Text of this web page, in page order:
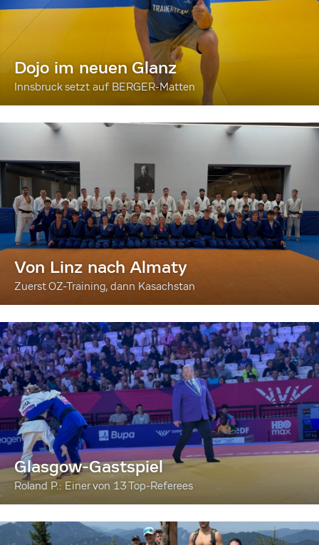
Dojo im neuen Glanz
Innsbruck setzt auf BERGER-Matten
Von Linz nach Almaty
Zuerst OZ-Training, dann Kasachstan
Glasgow-Gastspiel
Roland P.: Einer von 13 Top-Referees